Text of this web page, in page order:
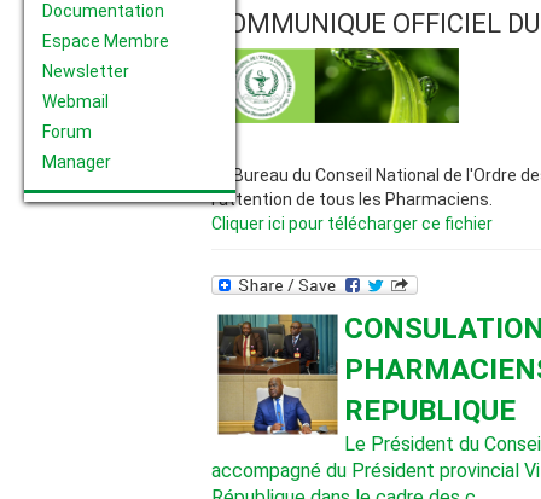
Documentation
Espace Membre
Newsletter
Webmail
Forum
Manager
COMMUNIQUE OFFICIEL
Le Bureau du Conseil National de l'Ordre
l'attention de tous les Pharmaciens.
Cliquer ici pour télécharger ce fichier
REPUBLIQUE
Le Président du
accompagné du Président provincial